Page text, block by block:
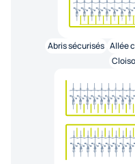
Abris sécurisés Allée